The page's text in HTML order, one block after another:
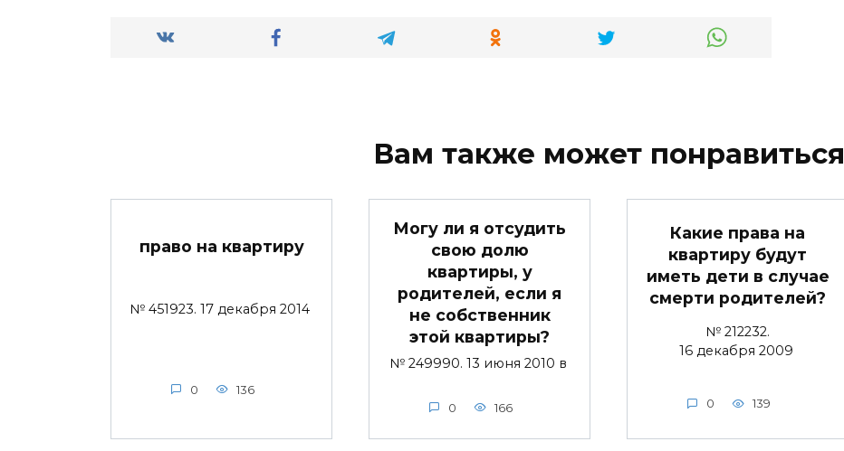
Вам также может понравиться
право на квартиру
№ 451923. 17 декабря 2014
0 136
Могу ли я отсудить
свою долю
квартиры, у
родителей, если я
не собственник
этой квартиры?
№ 249990. 13 июня 2010 в
0 166
Какие права на
квартиру будут
иметь дети в случае
смерти родителей?
№ 212232.
16 декабря 2009
0 139